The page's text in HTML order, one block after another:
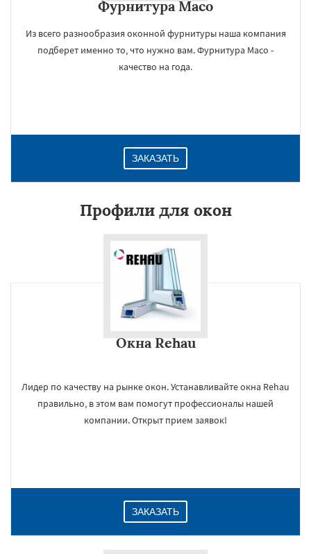
Фурнитура Maco
Из всего разнообразия оконной фурнитуры наша компания
подберет именно то, что нужно вам. Фурнитура Maco -
качество на года.
ЗАКАЗАТЬ
Профили для окон
Окна Rehau
Лидер по качеству на рынке окон. Устанавливайте окна Rehau
правильно, в этом вам помогут профессионалы нашей
компании. Открыт прием заявок!
ЗАКАЗАТЬ